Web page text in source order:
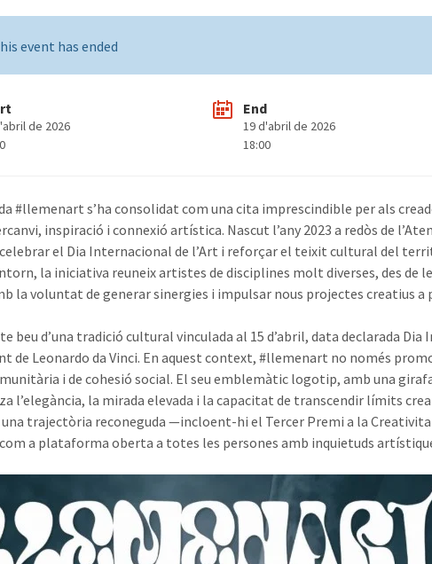
event has ended
de 2026
End
19 d'abril de 2026
18:00
#llemenart s’ha consolidat com una cita imprescindible per als
inspiració i connexió artística. Nascut l’any 2023 a redòs de
el Dia Internacional de l’Art i reforçar el teixit cultural del
la iniciativa reuneix artistes de disciplines molt diverses, des de
la voluntat de generar sinergies i impulsar nous projectes creatius
beu d’una tradició cultural vinculada al 15 d’abril, data declarada Dia
de Leonardo da Vinci. En aquest context, #llemenart no només
i de cohesió social. El seu emblemàtic logotip, amb una
l’elegància, la mirada elevada i la capacitat de transcendir límits
trajectòria reconeguda —incloent-hi el Tercer Premi a la
a plataforma oberta a totes les persones amb inquietuds